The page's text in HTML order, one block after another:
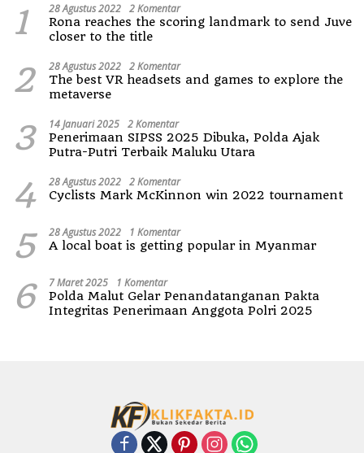
1 28 Agustus 2022 2 Komentar
Rona reaches the scoring landmark to send Juve
closer to the title
2 28 Agustus 2022 2 Komentar
The best VR headsets and games to explore the
metaverse
3 14 Januari 2025 2 Komentar
Penerimaan SIPSS 2025 Dibuka, Polda Ajak
Putra-Putri Terbaik Maluku Utara
4 28 Agustus 2022 2 Komentar
Cyclists Mark McKinnon win 2022 tournament
5 28 Agustus 2022 1 Komentar
A local boat is getting popular in Myanmar
6 7 Maret 2025 1 Komentar
Polda Malut Gelar Penandatanganan Pakta
Integritas Penerimaan Anggota Polri 2025